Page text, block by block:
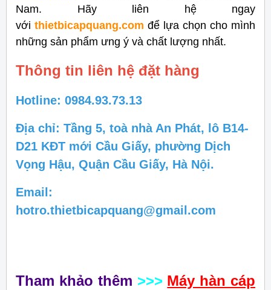
Nam. Hãy liên hệ ngay
với thietbicapquang.com để lựa chọn cho mình
những sản phẩm ưng ý và chất lượng nhất.
Thông tin liên hệ đặt hàng
Hotline: 0984.93.73.13
Địa chỉ: Tầng 5, toà nhà An Phát, lô B14-
D21 KĐT mới Cầu Giấy, phường Dịch
Vọng Hậu, Quận Cầu Giấy, Hà Nội.
Email:
hotro.thietbicapquang@gmail.com
Tham khảo thêm >>> Máy hàn cáp